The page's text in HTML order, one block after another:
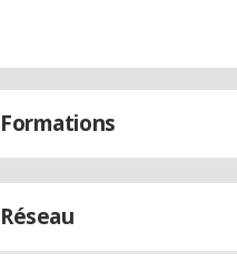
Formations
Réseau